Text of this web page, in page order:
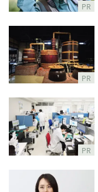
PR
PR
PR